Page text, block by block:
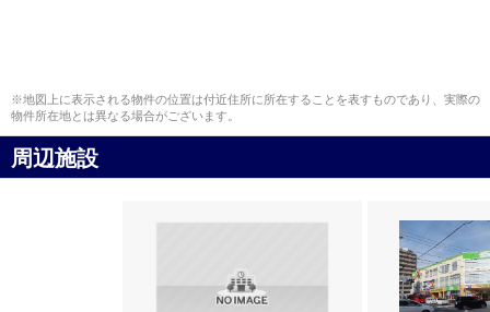
※地図上に表示される物件の位置は付近住所に所在することを表すものであり、実際の
物件所在地とは異なる場合がございます。
周辺施設